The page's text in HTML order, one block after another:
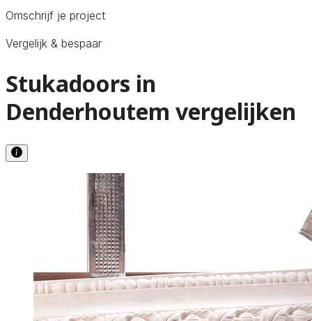
Omschrijf je project
Vergelijk & bespaar
Stukadoors in
Denderhoutem vergelijken